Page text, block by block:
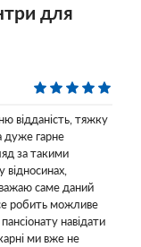
для
відданість, тяжку
дуже гарне
за такими
саме даний
робить можливе
навідати
ми вже не